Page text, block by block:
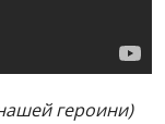
героини)